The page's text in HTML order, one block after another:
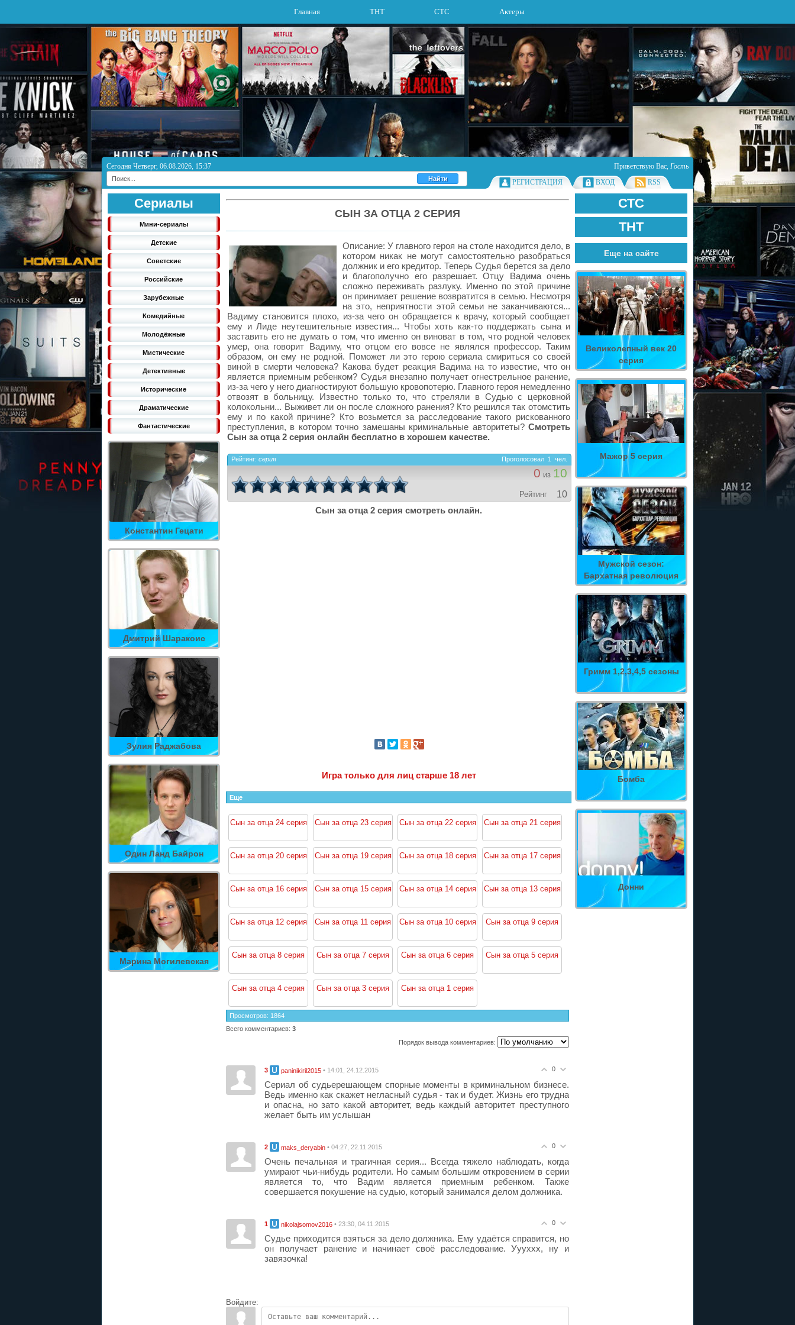
Главная ТНТ СТС Актеры
Сегодня Четверг, 06.08.2026, 15:37 Приветствую Вас, Гость
РЕГИСТРАЦИЯ
ВХОД RSS
Сериалы
Мини-сериалы
Детские
Советские
Российские
Зарубежные
Комедийные
Молодёжные
Мистические
Детективные
Исторические
Драматические
Фантастические
Константин Гецати
Дмитрий Шаракоис
Зулия Раджабова
Один Ланд Байрон
Марина Могилевская
СТС
ТНТ
Еще на сайте
Великолепный век 20
серия
Мажор 5 серия
Мужской сезон:
Бархатная революция
Гримм 1,2,3,4,5 сезоны
Бомба
Донни
СЫН ЗА ОТЦА 2 СЕРИЯ
Описание: У главного героя на столе находится дело, в
котором никак не могут самостоятельно разобраться
должник и его кредитор. Теперь Судья берется за дело
и благополучно его разрешает. Отцу Вадима очень
сложно переживать разлуку. Именно по этой причине
он принимает решение возвратится в семью. Несмотря
на это, неприятности этой семьи не заканчиваются...
Вадиму становится плохо, из-за чего он обращается к врачу, который сообщает
ему и Лиде неутешительные известия... Чтобы хоть как-то поддержать сына и
заставить его не думать о том, что именно он виноват в том, что родной человек
умер, она говорит Вадиму, что отцом его вовсе не являлся профессор. Таким
образом, он ему не родной. Поможет ли это герою сериала смириться со своей
виной в смерти человека? Какова будет реакция Вадима на то известие, что он
является приемным ребенком? Судья внезапно получает огнестрельное ранение,
из-за чего у него диагностируют большую кровопотерю. Главного героя немедленно
отвозят в больницу. Известно только то, что стреляли в Судью с церковной
колокольни... Выживет ли он после сложного ранения? Кто решился так отомстить
ему и по какой причине? Кто возьмется за расследование такого рискованного
преступления, в котором точно замешаны криминальные авторитеты? Смотреть
Сын за отца 2 серия онлайн бесплатно в хорошем качестве.
Рейтинг: серия Проголосовал 1 чел.
0 из 10
Рейтинг
10
Сын за отца 2 серия смотреть онлайн.
Игра только для лиц старше 18 лет
Еще
Сын за отца 24 серия Сын за отца 23 серия Сын за отца 22 серия Сын за отца 21 серия
Сын за отца 20 серия Сын за отца 19 серия Сын за отца 18 серия Сын за отца 17 серия
Сын за отца 16 серия Сын за отца 15 серия Сын за отца 14 серия Сын за отца 13 серия
Сын за отца 12 серия Сын за отца 11 серия Сын за отца 10 серия Сын за отца 9 серия
Сын за отца 8 серия Сын за отца 7 серия Сын за отца 6 серия Сын за отца 5 серия
Сын за отца 4 серия Сын за отца 3 серия Сын за отца 1 серия
Просмотров: 1864
Всего комментариев: 3
Порядок вывода комментариев:
0
3 paninikiril2015 • 14:01, 24.12.2015
Сериал об судьерешающем спорные моменты в криминальном бизнесе.
Ведь именно как скажет негласный судья - так и будет. Жизнь его трудна
и опасна, но зато какой авторитет, ведь каждый авторитет преступного
желает быть им услышан
0
2 maks_deryabin • 04:27, 22.11.2015
Очень печальная и трагичная серия... Всегда тяжело наблюдать, когда
умирают чьи-нибудь родители. Но самым большим откровением в серии
является то, что Вадим является приемным ребенком. Также
совершается покушение на судью, который занимался делом должника.
0
1 nikolajsomov2016 • 23:30, 04.11.2015
Судье приходится взяться за дело должника. Ему удаётся справится, но
он получает ранение и начинает своё расследование. Уууххх, ну и
завязочка!
Войдите: